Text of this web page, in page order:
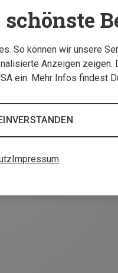
So können wir unsere
Anzeigen
ein. Mehr Infos findest
Impressum